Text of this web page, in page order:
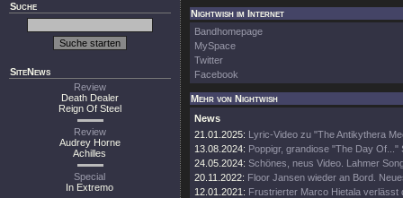
Suche
SiteNews
Review
Death Dealer
Reign Of Steel
Review
Audrey Horne
Achilles
Special
In Extremo
Nightwish im Internet
Bandhomepage
MySpace
Twitter
Facebook
Mehr von Nightwish
News
21.01.2025: Lyric-Video zu "The Antikythera
13.08.2024: Poppigr, grandiose "The Day Of..."
24.05.2024: Schönes, neus Video. Lahmer
20.11.2022: Floor Jansen wieder an Bord.
12.01.2021: Frustrierter Marco Hietala verlässt